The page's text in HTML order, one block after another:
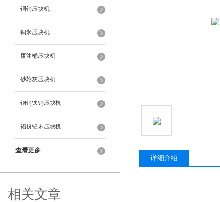
铜销压块机
铜米压块机
废油桶压块机
砂轮灰压块机
钢销铁销压块机
铝粉铝末压块机
查看更多
相关文章
详细介绍